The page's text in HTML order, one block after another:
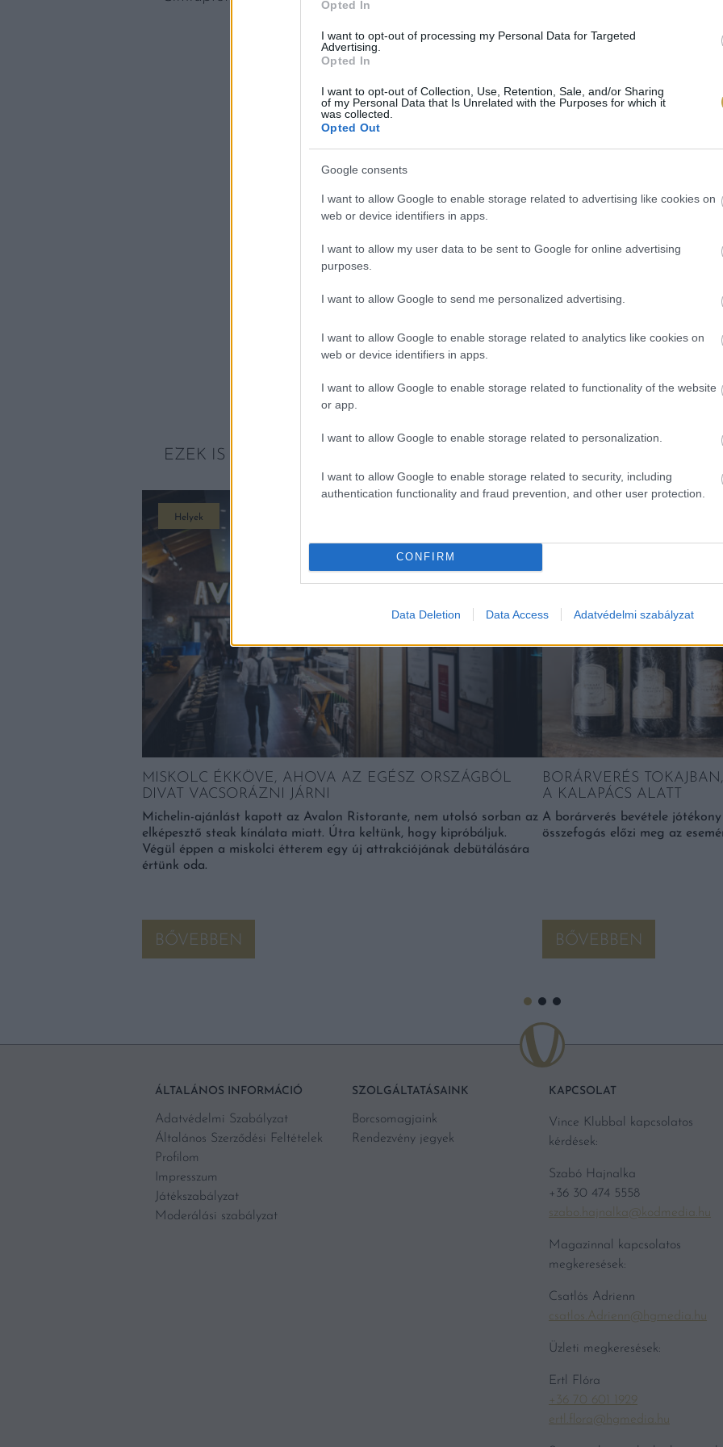
Opted In
I want to opt-out of processing my Personal Data for Targeted
Advertising.
Opted In
I want to opt-out of Collection, Use, Retention, Sale, and/or Sharing
of my Personal Data that Is Unrelated with the Purposes for which it
was collected.
Opted Out
Google consents
I want to allow Google to enable storage related to advertising like cookies on
web or device identifiers in apps.
I want to allow my user data to be sent to Google for online advertising
purposes.
I want to allow Google to send me personalized advertising.
I want to allow Google to enable storage related to analytics like cookies on
web or device identifiers in apps.
I want to allow Google to enable storage related to functionality of the website
or app.
I want to allow Google to enable storage related to personalization.
I want to allow Google to enable storage related to security, including
authentication functionality and fraud prevention, and other user protection.
CONFIRM
Data Deletion Data Access Adatvédelmi szabályzat
EZEK IS ÉRDEKELHETNEK
Helyek
MISKOLC ÉKKÖVE, AHOVA AZ EGÉSZ ORSZÁGBÓL
DIVAT VACSORÁZNI JÁRNI
Michelin-ajánlást kapott az Avalon Ristorante, nem utolsó sorban az
elképesztő steak kínálata miatt. Útra keltünk, hogy kipróbáljuk.
Végül éppen a miskolci étterem egy új attrakciójának debütálására
értünk oda.
BŐVEBBEN
BORÁRVERÉS
A KALAPÁCS ALATT
A borárverés bevétele
összefogás előzi meg az
BŐVEBBEN
ÁLTALÁNOS INFORMÁCIÓ
Adatvédelmi Szabályzat
Általános Szerződési Feltételek
Profilom
Impresszum
Játékszabályzat
Moderálási szabályzat
SZOLGÁLTATÁSAINK
Borcsomagjaink
Rendezvény jegyek
KAPCSOLAT
Vince Klubbal kapcsolatos
kérdések:
Szabó Hajnalka
+36 30 474 5558
szabo.hajnalka@kodmedia.hu
Magazinnal kapcsolatos
megkeresések:
Csatlós Adrienn
csatlos.Adrienn@hgmedia.hu
Üzleti megkeresések:
Ertl Flóra
+36 70 601 1929
ertl.flora@hgmedia.hu